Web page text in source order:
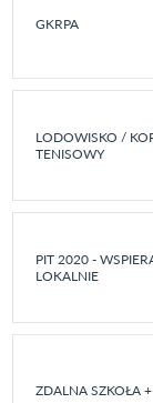
GKRPA
LODOWISKO /
TENISOWY
PIT 2020 -
LOKALNIE
ZDALNA SZKOŁA +